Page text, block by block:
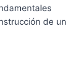
de un